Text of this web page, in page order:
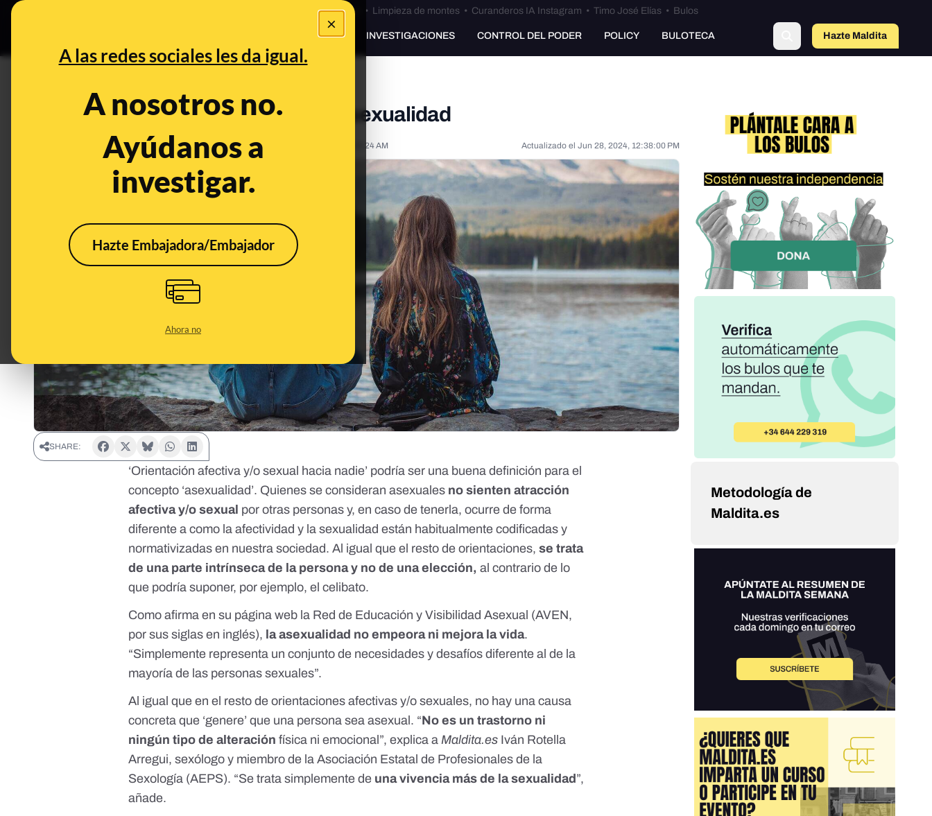
×
A las redes sociales les da igual.
A nosotros no.
Ayúdanos a
investigar.
Hazte Embajadora/Embajador
Ahora no
Bulos Ceuta • Limpieza de montes• Curanderos IA Instagram • Timo José Elías• Bulos
PREBUNKING INVESTIGACIONES CONTROL DEL PODER POLICY BULOTECA Hazte Maldito
Preguntas y respuestas sobre la asexualidad
Salud Publicado el Oct 4, 2021, 11:53:24 AM Actualizado el Jun 28, 2024, 12:38:00 PM
SHARE:
‘Orientación afectiva y/o sexual hacia nadie’ podría ser una buena definición para el
concepto ‘asexualidad’. Quienes se consideran asexuales no sienten atracción
afectiva y/o sexual por otras personas y, en caso de tenerla, ocurre de forma
diferente a como la afectividad y la sexualidad están habitualmente codificadas y
normativizadas en nuestra sociedad. Al igual que el resto de orientaciones,se trata
de una parte intrínseca de la persona y no de una elección, al contrario de lo
que podría suponer, por ejemplo, el celibato.
Como afirma en su página web la Red de Educación y Visibilidad Asexual (AVEN,
por sus siglas en inglés), la asexualidad no empeora ni mejora la vida.
“Simplemente representa un conjunto de necesidades y desafíos diferente al de la
mayoría de las personas sexuales”.
Al igual que en el resto de orientaciones afectivas y/o sexuales, no hay una causa
concreta que ‘genere’ que una persona sea asexual. “No es un trastorno ni
ningún tipo de alteración física ni emocional”, explica aMaldita.es Iván Rotella
Arregui, sexólogo y miembro de la Asociación Estatal de Profesionales de la
Sexología (AEPS). “Se trata simplemente de una vivencia más de la sexualidad ”,
añade.
Metodología de
Maldita.es